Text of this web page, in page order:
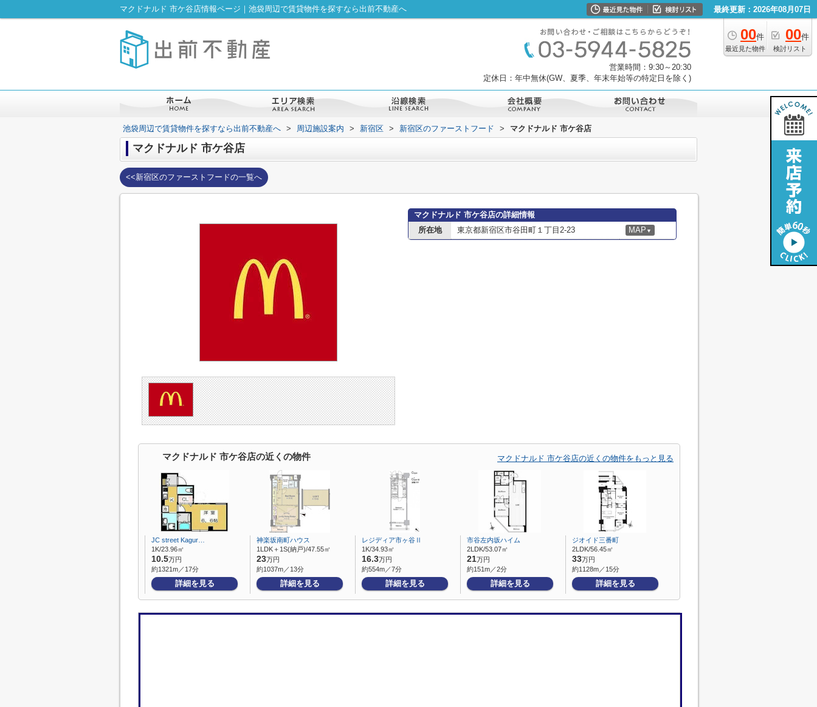
マクドナルド 市ケ谷店情報ページ｜池袋周辺で賃貸物件を探すなら出前不動産へ 最終更新：2026年08月07日
00件
最近見た物件
00件
検討リスト
営業時間：9:30～20:30
定休日：年中無休(GW、夏季、年末年始等の特定日を除く)
池袋周辺で賃貸物件を探すなら出前不動産へ > 周辺施設案内 > 新宿区 > 新宿区のファーストフード > マクドナルド 市ケ谷店
マクドナルド 市ケ谷店
<<新宿区のファーストフードの一覧へ
マクドナルド 市ケ谷店の詳細情報
所在地
東京都新宿区市谷田町１丁目2-23 MAP ▼
マクドナルド 市ケ谷店の近くの物件 マクドナルド 市ケ谷店の近くの物件をもっと見る
JC street Kagur…
1K/23.96㎡
10.5万円
約1321m／17分
詳細を見る
神楽坂南町ハウス
1LDK＋1S(納戸)/47.55㎡
23万円
約1037m／13分
詳細を見る
レジディア市ヶ谷Ⅱ
1K/34.93㎡
16.3万円
約554m／7分
詳細を見る
市谷左内坂ハイム
2LDK/53.07㎡
21万円
約151m／2分
詳細を見る
ジオイド三番町
2LDK/56.45㎡
33万円
約1128m／15分
詳細を見る